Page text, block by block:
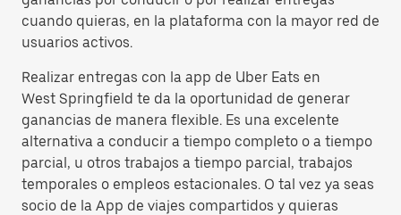
cuando quieras, en la plataforma con la mayor red de
usuarios activos.
Realizar entregas con la app de Uber Eats en
West Springfield te da la oportunidad de generar
ganancias de manera flexible. Es una excelente
alternativa a conducir a tiempo completo o a tiempo
parcial, u otros trabajos a tiempo parcial, trabajos
temporales o empleos estacionales. O tal vez ya seas
socio de la App de viajes compartidos y quieras